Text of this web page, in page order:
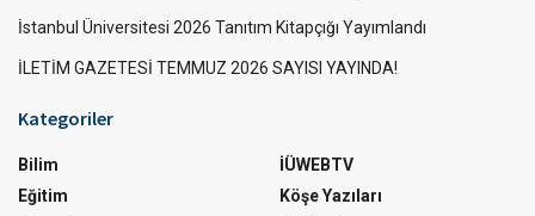
İstanbul Üniversitesi 2026 Tanıtım Kitapçığı Yayımlandı
İLETİM GAZETESİ TEMMUZ 2026 SAYISI YAYINDA!
Kategoriler
Bilim
Eğitim
İÜWEBTV
Köşe Yazıları